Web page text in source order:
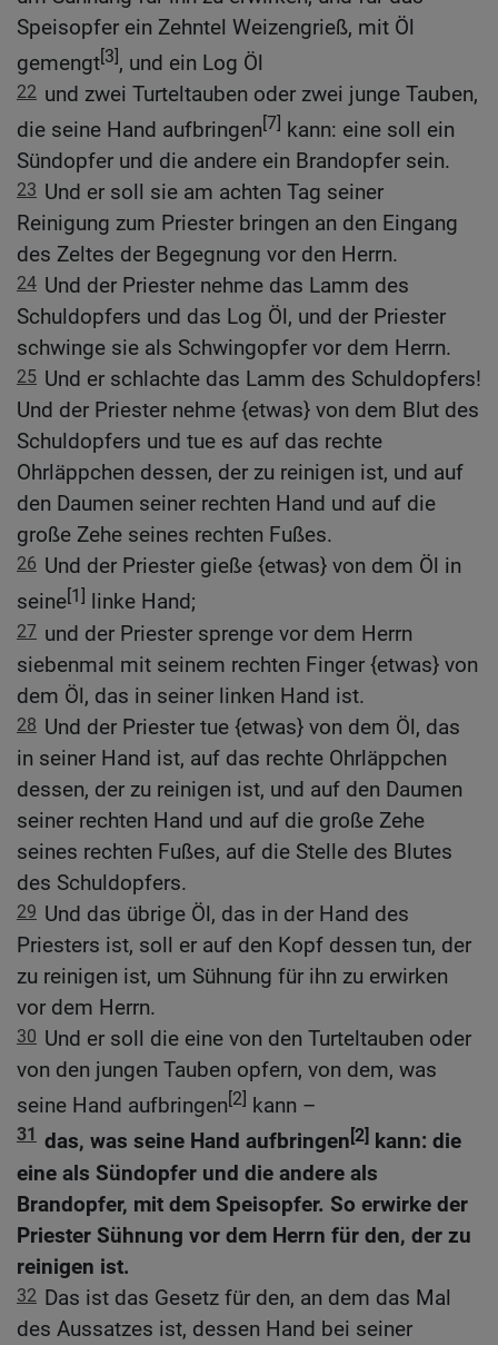
Speisopfer ein Zehntel Weizengrieß, mit Öl
gemengt[3], und ein Log Öl
22 und zwei Turteltauben oder zwei junge Tauben,
die seine Hand aufbringen[7] kann: eine soll ein
Sündopfer und die andere ein Brandopfer sein.
23 Und er soll sie am achten Tag seiner
Reinigung zum Priester bringen an den Eingang
des Zeltes der Begegnung vor den Herrn.
24 Und der Priester nehme das Lamm des
Schuldopfers und das Log Öl, und der Priester
schwinge sie als Schwingopfer vor dem Herrn.
25 Und er schlachte das Lamm des Schuldopfers!
Und der Priester nehme {etwas} von dem Blut des
Schuldopfers und tue es auf das rechte
Ohrläppchen dessen, der zu reinigen ist, und auf
den Daumen seiner rechten Hand und auf die
große Zehe seines rechten Fußes.
26 Und der Priester gieße {etwas} von dem Öl in
seine[1] linke Hand;
27 und der Priester sprenge vor dem Herrn
siebenmal mit seinem rechten Finger {etwas} von
dem Öl, das in seiner linken Hand ist.
28 Und der Priester tue {etwas} von dem Öl, das
in seiner Hand ist, auf das rechte Ohrläppchen
dessen, der zu reinigen ist, und auf den Daumen
seiner rechten Hand und auf die große Zehe
seines rechten Fußes, auf die Stelle des Blutes
des Schuldopfers.
29 Und das übrige Öl, das in der Hand des
Priesters ist, soll er auf den Kopf dessen tun, der
zu reinigen ist, um Sühnung für ihn zu erwirken
vor dem Herrn.
30 Und er soll die eine von den Turteltauben oder
von den jungen Tauben opfern, von dem, was
seine Hand aufbringen[2] kann –
31 das, was seine Hand aufbringen [2] kann: die
eine als Sündopfer und die andere als
Brandopfer, mit dem Speisopfer. So erwirke der
Priester Sühnung vor dem Herrn für den, der zu
reinigen ist.
32 Das ist das Gesetz für den, an dem das Mal
des Aussatzes ist, dessen Hand bei seiner